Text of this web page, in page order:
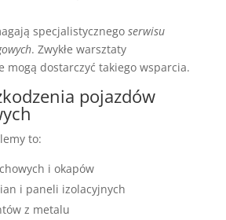
specjalistycznego serwisu
. Zwykłe warsztaty
mogą dostarczyć takiego wsparcia.
pojazdów
to:
i okapów
i paneli izolacyjnych
z metalu